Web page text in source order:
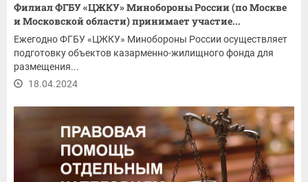
Филиал ФГБУ «ЦЖКУ» Минобороны России (по Москве
и Московской области) принимает участие...
Ежегодно ФГБУ «ЦЖКУ» Минобороны России осуществляет
подготовку объектов казарменно-жилищного фонда для
размещения...
18.04.2024